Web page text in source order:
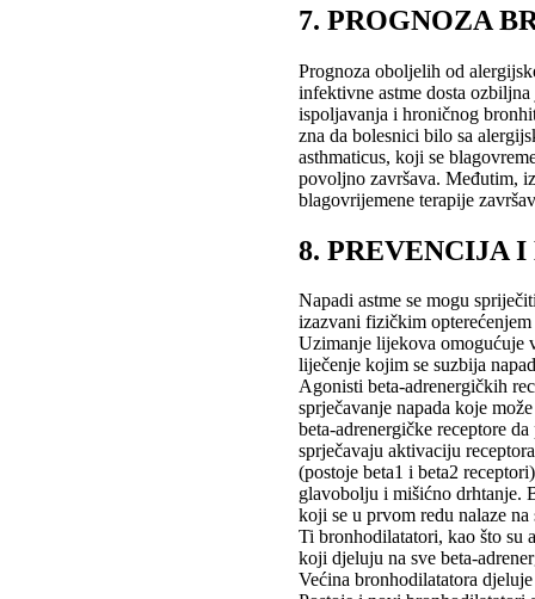
7. PROGNOZA
Prognoza oboljelih od
infektivne astme dosta
ispoljavanja i hroničnog
zna da bolesnici bilo sa
asthmaticus, koji se
povoljno završava. Međutim,
blagovrijemene terapije
8. PREVENCIJA
Napadi astme se mogu
izazvani fizičkim
Uzimanje lijekova omogućuje
liječenje kojim se suzbija
Agonisti beta-adrenergičkih
sprječavanje napada koje
beta-adrenergičke receptore
sprječavaju aktivaciju
(postoje beta1 i beta2
glavobolju i mišićno drhtanje.
koji se u prvom redu nalaze
Ti bronhodilatatori, kao što su
koji djeluju na sve beta-
Većina bronhodilatatora